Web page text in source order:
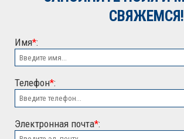
*
ООО "ЭСК"
СВЯЖЕМСЯ!
Имя*:
Телефон*:
Электронная почта*: